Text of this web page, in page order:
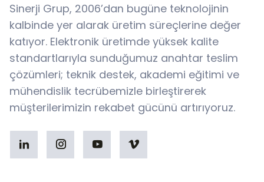
Sinerji Grup, 2006’dan bugüne teknolojinin
kalbinde yer alarak üretim süreçlerine değer
katıyor. Elektronik üretimde yüksek kalite
standartlarıyla sunduğumuz anahtar teslim
çözümleri; teknik destek, akademi eğitimi ve
mühendislik tecrübemizle birleştirerek
müşterilerimizin rekabet gücünü artırıyoruz.